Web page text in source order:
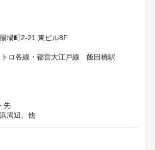
場町2-21 東ビル8F
ロ各線・都営大江戸線 飯田橋駅
先
周辺、他